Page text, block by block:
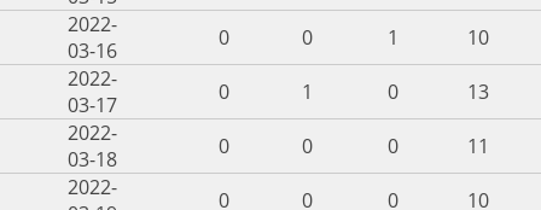
2022-
03-16
0 0 1
10
2022-
03-17
0 1 0
13
2022-
03-18
0 0 0
11
2022-
0 0 0 10